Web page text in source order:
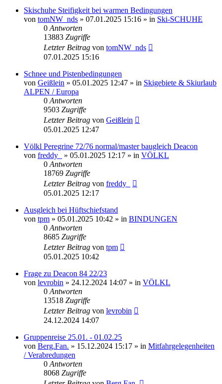
Skischuhe Steifigkeit bei warmen Bedingungen
von tomNW_nds » 07.01.2025 15:16 » in Ski-SCHUHE
0 Antworten
13883 Zugriffe
Letzter Beitrag von tomNW_nds
07.01.2025 15:16
Schnee und Pistenbedingungen
von Geißlein » 05.01.2025 12:47 » in Skigebiete & Skiurlaub
ALPEN / Europa
0 Antworten
9503 Zugriffe
Letzter Beitrag von Geißlein
05.01.2025 12:47
Völkl Peregrine 72/76 normal/master baugleich Deacon
von freddy_ » 05.01.2025 12:17 » in VÖLKL
0 Antworten
18769 Zugriffe
Letzter Beitrag von freddy_
05.01.2025 12:17
Ausgleich bei Hüftschiefstand
von tpm » 05.01.2025 10:42 » in BINDUNGEN
0 Antworten
8685 Zugriffe
Letzter Beitrag von tpm
05.01.2025 10:42
Frage zu Deacon 84 22/23
von levrobin » 24.12.2024 14:07 » in VÖLKL
0 Antworten
13518 Zugriffe
Letzter Beitrag von levrobin
24.12.2024 14:07
Gruppenreise 25.01. - 01.02.25
von Berg.Fan. » 15.12.2024 15:17 » in Mitfahrgelegenheiten
/ Verabredungen
0 Antworten
8068 Zugriffe